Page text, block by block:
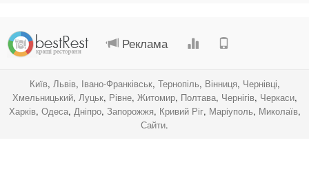
Реклама
Київ, Львів, Івано-Франківськ, Тернопіль, Вінниця, Чернівці,
Хмельницький, Луцьк, Рівне, Житомир, Полтава, Чернігів, Черкаси,
Харків, Одеса, Дніпро, Запорожжя, Кривий Ріг, Маріуполь, Миколаїв,
Сайти.